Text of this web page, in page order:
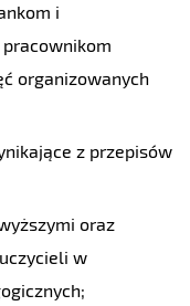
i
organizowanych
z przepisów
oraz
w